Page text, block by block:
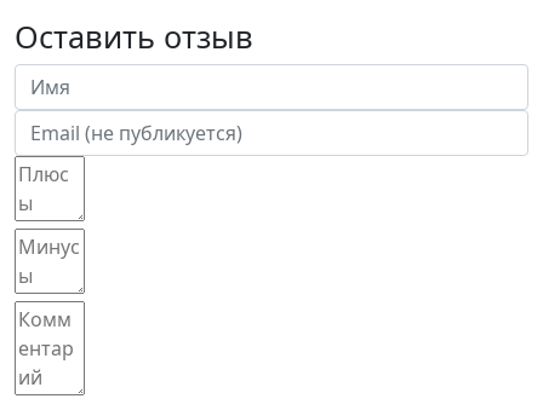
Оставить отзыв